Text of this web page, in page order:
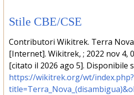
Stile CBE/CSE
Contributori Wikitrek. Terra
[Internet]. Wikitrek, ; 2022 nov 4,
[citato il 2026 ago 5]. Disponibile
https://wikitrek.org/wt/index.php?